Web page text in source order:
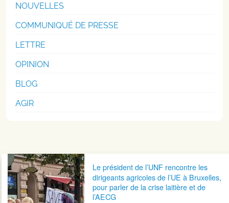
NOUVELLES
COMMUNIQUÉ DE PRESSE
LETTRE
OPINION
BLOG
AGIR
Navigation postaleLe président de l’UNF rencontre les
dirigeants agricoles de l’UE à Bruxelles,
pour parler de la crise laitière et de
l’AECG